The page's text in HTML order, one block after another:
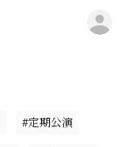
#定期公演